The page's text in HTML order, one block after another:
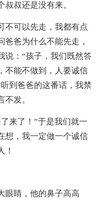
叔还是没有来。
可以先走，我都有点
爸爸为什么不能先走，
说：“孩子，我们既然答
不能不做到，人要诚信
到爸爸的这番话，我禁
发。
来了！”于是我们就一
想，我一定做一个诚信
！
睛，他的鼻子高高